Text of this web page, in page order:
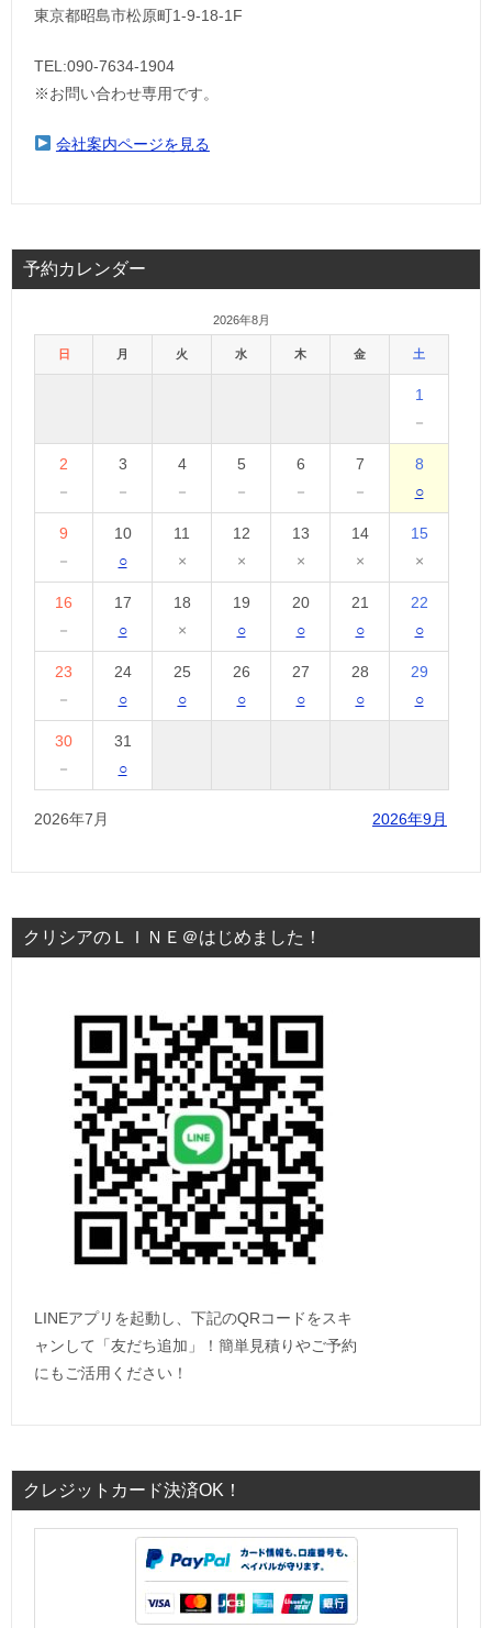
東京都昭島市松原町1-9‐18‐1F
TEL:090-7634-1904
※お問い合わせ専用です。
会社案内ページを見る
予約カレンダー
2026年8月
日 月 火 水 木 金 土
1
－
2
－
3
－
4
－
5
－
6
－
7
－
8
○
9
－
10
○
11
×
12
×
13
×
14
×
15
×
16
－
17
○
18
×
19
○
20
○
21
○
22
○
23
－
24
○
25
○
26
○
27
○
28
○
29
○
30
－
31
○
2026年7月 2026年9月
クリシアのＬＩＮＥ＠はじめました！
LINEアプリを起動し、下記のQRコードをスキ
ャンして「友だち追加」！簡単見積りやご予約
にもご活用ください！
クレジットカード決済OK！